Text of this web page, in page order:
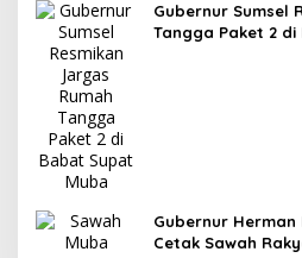
Gubernur Sumsel
Tangga Paket 2
Gubernur Herman
Cetak Sawah